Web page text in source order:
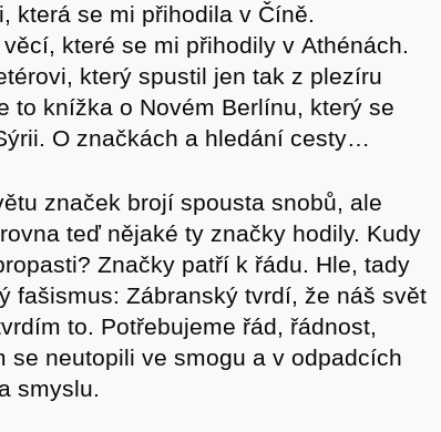
která se mi přihodila v Číně.
které se mi přihodily v Athénách.
který spustil jen tak z plezíru
to knížka o Novém Berlínu, který se
O značkách a hledání cesty…
značek brojí spousta snobů, ale
teď nějaké ty značky hodily. Kudy
Značky patří k řádu. Hle, tady
fašismus: Zábranský tvrdí, že náš svět
to. Potřebujeme řád, řádnost,
neutopili ve smogu a v odpadcích
smyslu.